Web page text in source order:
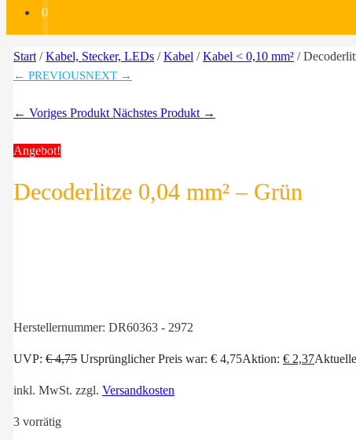
0
Start /Kabel, Stecker, LEDs /Kabel /Kabel < 0,10 mm² /
← PREVIOUSNEXT →
← Voriges Produkt Nächstes Produkt →
Angebot!
Decoderlitze 0,04 mm² – Grün
Herstellernummer: DR60363 - 2972
UVP: €4,75 Ursprünglicher Preis war: € 4,75Aktion: € 2,37
inkl. MwSt. zzgl. Versandkosten
3 vorrätig